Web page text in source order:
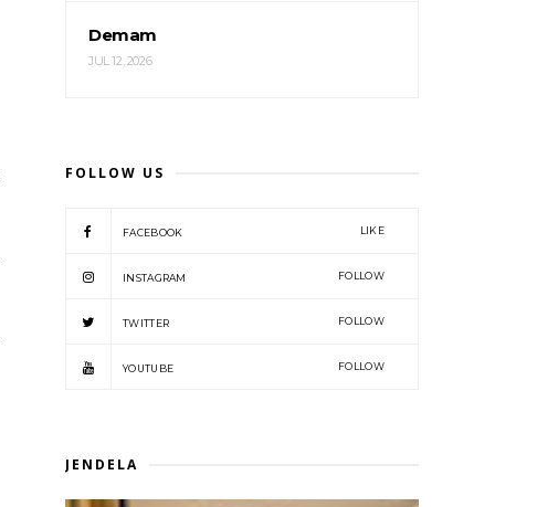
Demam
JUL 12, 2026
FOLLOW US
FACEBOOK LIKE
INSTAGRAM FOLLOW
TWITTER FOLLOW
YOUTUBE FOLLOW
JENDELA